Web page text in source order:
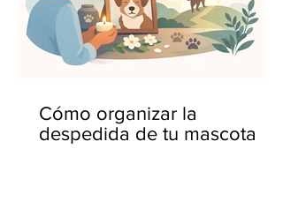
Cómo organizar la
despedida de tu mascota